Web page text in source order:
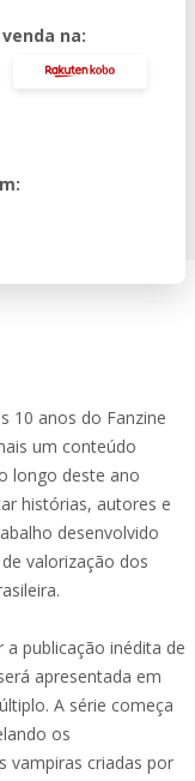
na:
10 anos do Fanzine
um conteúdo
longo deste ano
histórias, autores e
desenvolvido
valorização dos
publicação inédita de
apresentada em
A série começa
os
vampiras criadas por